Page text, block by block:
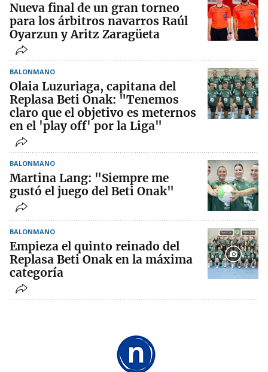
Nueva final de un gran torneo
para los árbitros navarros Raúl
Oyarzun y Aritz Zaragüeta
BALONMANO
Olaia Luzuriaga, capitana del
Replasa Beti Onak: "Tenemos
claro que el objetivo es meternos
en el 'play off' por la Liga"
BALONMANO
Martina Lang: "Siempre me
gustó el juego del Beti Onak"
BALONMANO
Empieza el quinto reinado del
Replasa Beti Onak en la máxima
categoría